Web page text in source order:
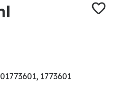
1773601